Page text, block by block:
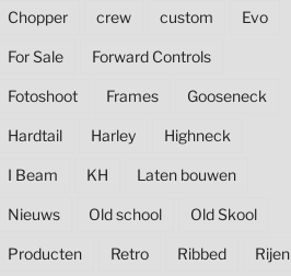
Chopper crew custom Evo
For Sale Forward Controls
Fotoshoot Frames Gooseneck
Hardtail Harley Highneck
I Beam KH Laten bouwen
Nieuws Old school Old Skool
Producten Retro Ribbed Rijen